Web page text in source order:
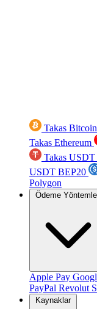
Takas Bitcoin
Takas Ethereum
Takas
USDT BEP20
Polygon
Ödeme
Apple Pay
PayPal Revolut
Kaynaklar